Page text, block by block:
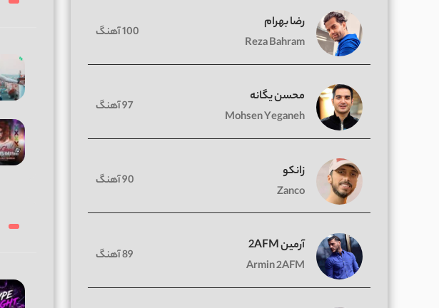
رضا بهرام
Reza Bahram
100 آهنگ
محسن یگانه
Mohsen Yeganeh
97 آهنگ
زانکو
Zanco
90 آهنگ
آرمین 2AFM
Armin 2AFM
89 آهنگ